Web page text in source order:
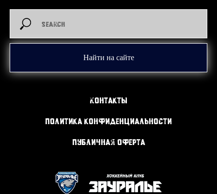
Найти на сайте
Контакты
Политика конфиденциальности
Публичная оферта